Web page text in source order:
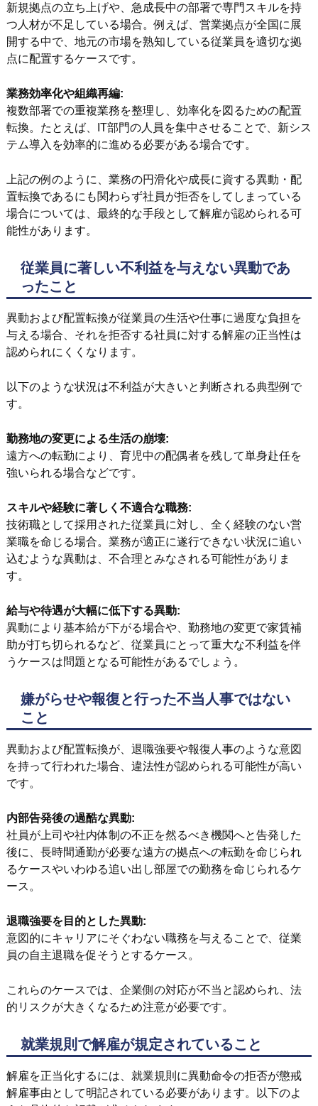
新規拠点の立ち上げや、急成長中の部署で専門スキルを持
つ人材が不足している場合。例えば、営業拠点が全国に展
開する中で、地元の市場を熟知している従業員を適切な拠
点に配置するケースです。
業務効率化や組織再編:
複数部署での重複業務を整理し、効率化を図るための配置
転換。たとえば、IT部門の人員を集中させることで、新シス
テム導入を効率的に進める必要がある場合です。
上記の例のように、業務の円滑化や成長に資する異動・配
置転換であるにも関わらず社員が拒否をしてしまっている
場合については、最終的な手段として解雇が認められる可
能性があります。
従業員に著しい不利益を与えない異動であ
ったこと
異動および配置転換が従業員の生活や仕事に過度な負担を
与える場合、それを拒否する社員に対する解雇の正当性は
認められにくくなります。
以下のような状況は不利益が大きいと判断される典型例で
す。
勤務地の変更による生活の崩壊:
遠方への転勤により、育児中の配偶者を残して単身赴任を
強いられる場合などです。
スキルや経験に著しく不適合な職務:
技術職として採用された従業員に対し、全く経験のない営
業職を命じる場合。業務が適正に遂行できない状況に追い
込むような異動は、不合理とみなされる可能性がありま
す。
給与や待遇が大幅に低下する異動:
異動により基本給が下がる場合や、勤務地の変更で家賃補
助が打ち切られるなど、従業員にとって重大な不利益を伴
うケースは問題となる可能性があるでしょう。
嫌がらせや報復と行った不当人事ではない
こと
異動および配置転換が、退職強要や報復人事のような意図
を持って行われた場合、違法性が認められる可能性が高い
です。
内部告発後の過酷な異動:
社員が上司や社内体制の不正を然るべき機関へと告発した
後に、長時間通勤が必要な遠方の拠点への転勤を命じられ
るケースやいわゆる追い出し部屋での勤務を命じられるケ
ース。
退職強要を目的とした異動:
意図的にキャリアにそぐわない職務を与えることで、従業
員の自主退職を促そうとするケース。
これらのケースでは、企業側の対応が不当と認められ、法
的リスクが大きくなるため注意が必要です。
就業規則で解雇が規定されていること
解雇を正当化するには、就業規則に異動命令の拒否が懲戒
解雇事由として明記されている必要があります。以下のよ